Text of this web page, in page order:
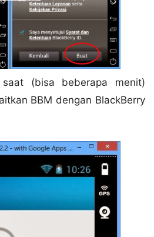
(bisa beberapa menit)
BBM dengan BlackBerry